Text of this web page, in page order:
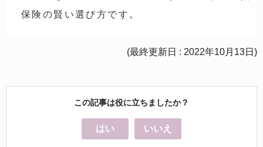
保険の賢い選び方です。
(最終更新日 : 2022年10月13日)
この記事は役に立ちましたか？
はい いいえ